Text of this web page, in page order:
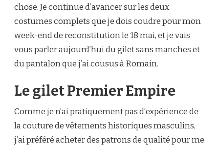
ET
PANTALON
chose. Je continue d’avancer sur les deux
costumes complets que je dois coudre pour mon
week-end de reconstitution le 18 mai, et je vais
vous parler aujourd’hui du gilet sans manches et
du pantalon que j’ai cousus à Romain.
Le gilet Premier Empire
Comme je n’ai pratiquement pas d’expérience de
la couture de vêtements historiques masculins,
j’ai préféré acheter des patrons de qualité pour me